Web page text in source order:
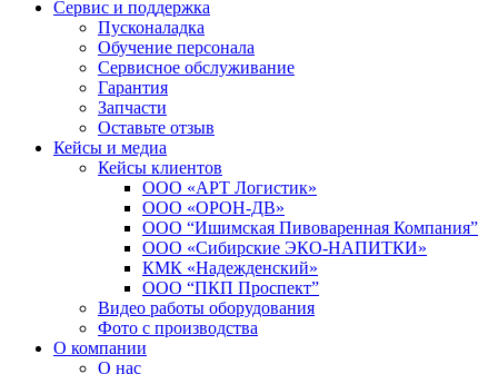
Сервис и поддержка
Пусконаладка
Обучение персонала
Сервисное обслуживание
Гарантия
Запчасти
Оставьте отзыв
Кейсы и медиа
Кейсы клиентов
ООО «АРТ Логистик»
ООО «ОРОН-ДВ»
ООО “Ишимская Пивоваренная Компания”
ООО «Сибирские ЭКО-НАПИТКИ»
КМК «Надежденский»
ООО “ПКП Проспект”
Видео работы оборудования
Фото с производства
О компании
О нас